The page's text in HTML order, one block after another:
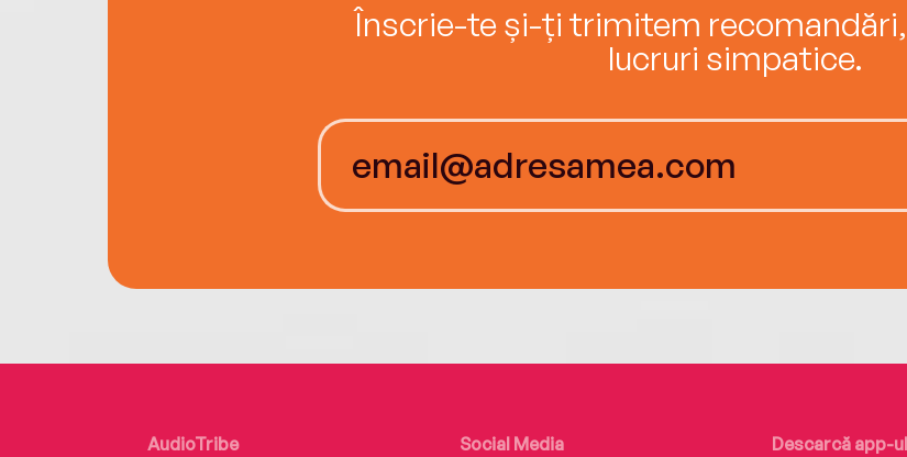
Înscrie-te și-ți trimitem
lucruri simpatice.
AudioTribe
Social Media
Descarcă app-ul